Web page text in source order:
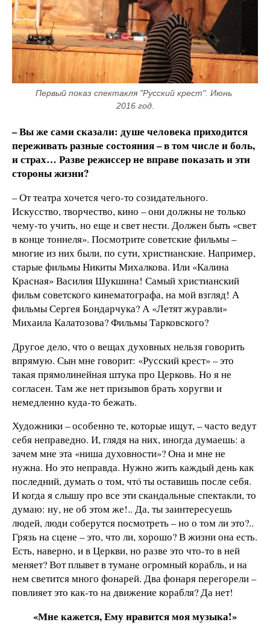
Первый показ спектакля "Русский крест". Июнь
2016 год.
– Вы же сами сказали: душе человека приходится
переживать разные состояния – в том числе и боль,
и страх… Разве режиссер не вправе показать и эти
стороны жизни?
– От театра хочется чего-то созидательного.
Искусство, творчество, кино – они должны не только
чему-то учить, но еще и свет нести. Должен быть «свет
в конце тоннеля». Посмотрите советские фильмы –
многие из них были, по сути, христианские. Например,
старые фильмы Никиты Михалкова. Или «Калина
Красная» Василия Шукшина! Самый христианский
фильм советского кинематографа, на мой взгляд! А
фильмы Сергея Бондарчука? А «Летят журавли»
Михаила Калатозова? Фильмы Тарковского?
Другое дело, что о вещах духовных нельзя говорить
впрямую. Сын мне говорит: «Русский крест» – это
такая прямолинейная штука про Церковь. Но я не
согласен. Там же нет призывов брать хоругви и
немедленно куда-то бежать.
Художники – особенно те, которые ищут, – часто ведут
себя неправедно. И, глядя на них, иногда думаешь: а
зачем мне эта «ниша духовности»? Она и мне не
нужна. Но это неправда. Нужно жить каждый день как
последний, думать о том, чтó ты оставишь после себя.
И когда я слышу про все эти скандальные спектакли, то
думаю: ну, не об этом же!.. Да, ты заинтересуешь
людей, люди соберутся посмотреть – но о том ли это?..
Грязь на сцене – это, что ли, хорошо? В жизни она есть.
Есть, наверно, и в Церкви, но разве это что-то в ней
меняет? Вот плывет в тумане огромный корабль, и на
нем светится много фонарей. Два фонаря перегорели –
повлияет это как-то на движение корабля? Да нет!
«Мне кажется, Ему нравится моя музыка!»